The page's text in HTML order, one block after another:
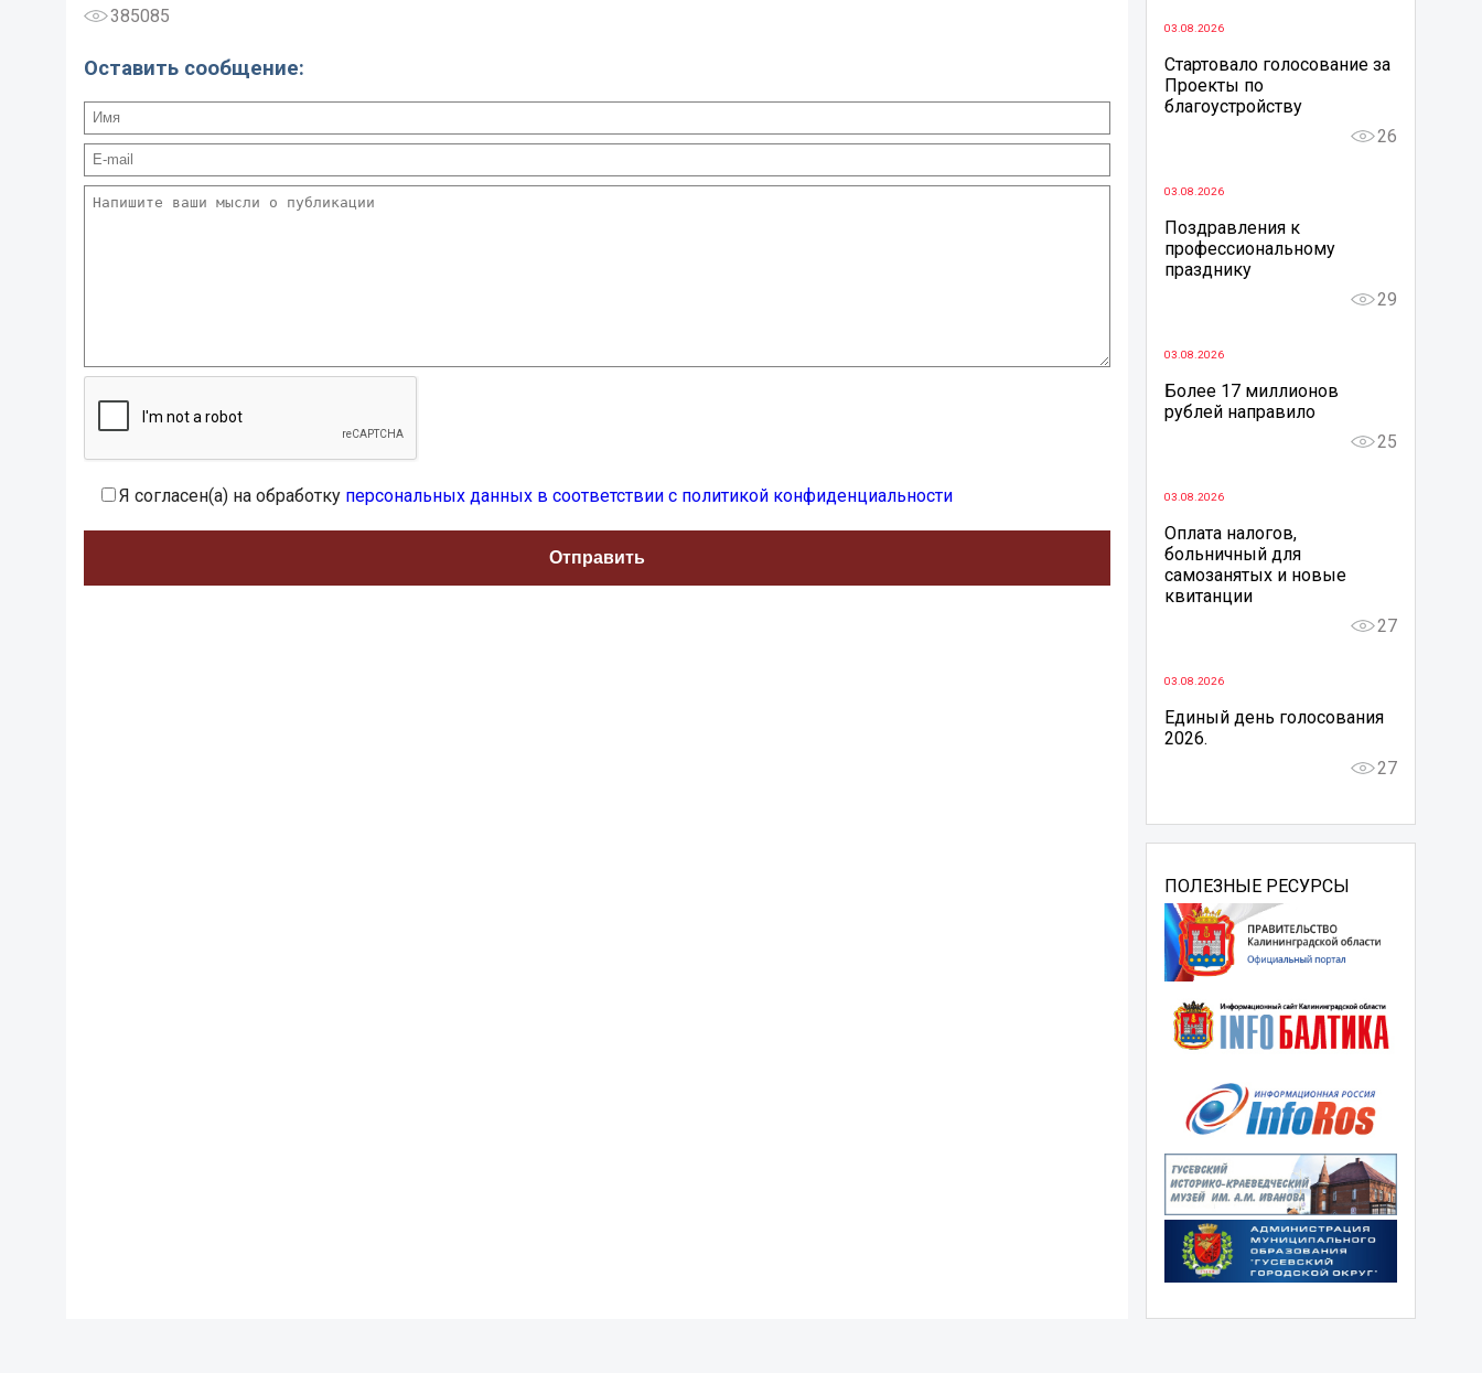
385085
Оставить сообщение:
Я согласен(а) на обработку персональных данных в соответствии с политикой конфиденциальности
03.08.2026
Стартовало голосование за
Проекты по
благоустройству
26
03.08.2026
Поздравления к
профессиональному
празднику
29
03.08.2026
Более 17 миллионов
рублей направило
25
03.08.2026
Оплата налогов,
больничный для
самозанятых и новые
квитанции
27
03.08.2026
Единый день голосования
2026.
27
ПОЛЕЗНЫЕ РЕСУРСЫ